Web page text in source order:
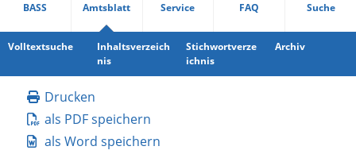
BASS Amtsblatt Service FAQ Suche
Volltextsuche
Inhaltsverzeich
nis
Stichwortverze
ichnis
Archiv
Drucken
als PDF speichern
als Word speichern